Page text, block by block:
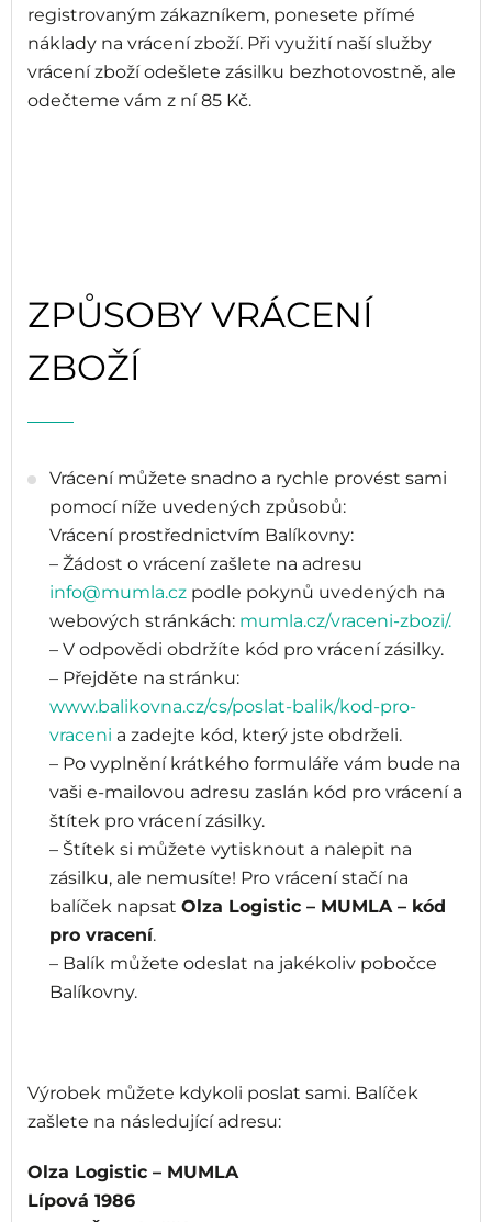
registrovaným zákazníkem, ponesete přímé
náklady na vrácení zboží. Při využití naší služby
vrácení zboží odešlete zásilku bezhotovostně, ale
odečteme vám z ní 85 Kč.
ZPŮSOBY VRÁCENÍ
ZBOŽÍ
Vrácení můžete snadno a rychle provést sami
pomocí níže uvedených způsobů:
Vrácení prostřednictvím Balíkovny:
– Žádost o vrácení zašlete na adresu
info@mumla.cz podle pokynů uvedených na
webových stránkách: mumla.cz/vraceni-zbozi/.
– V odpovědi obdržíte kód pro vrácení zásilky.
– Přejděte na stránku:
www.balikovna.cz/cs/poslat-balik/kod-pro-
vraceni a zadejte kód, který jste obdrželi.
– Po vyplnění krátkého formuláře vám bude na
vaši e-mailovou adresu zaslán kód pro vrácení a
štítek pro vrácení zásilky.
– Štítek si můžete vytisknout a nalepit na
zásilku, ale nemusíte! Pro vrácení stačí na
balíček napsatOlza Logistic – MUMLA – kód
pro vracení.
– Balík můžete odeslat na jakékoliv pobočce
Balíkovny.
Výrobek můžete kdykoli poslat sami. Balíček
zašlete na následující adresu:
Olza Logistic – MUMLA
Lípová 1986